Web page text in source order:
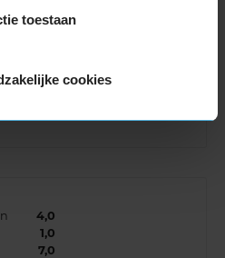
toestaan
cookies
omstandigheden een
4,0
1,0
7,0